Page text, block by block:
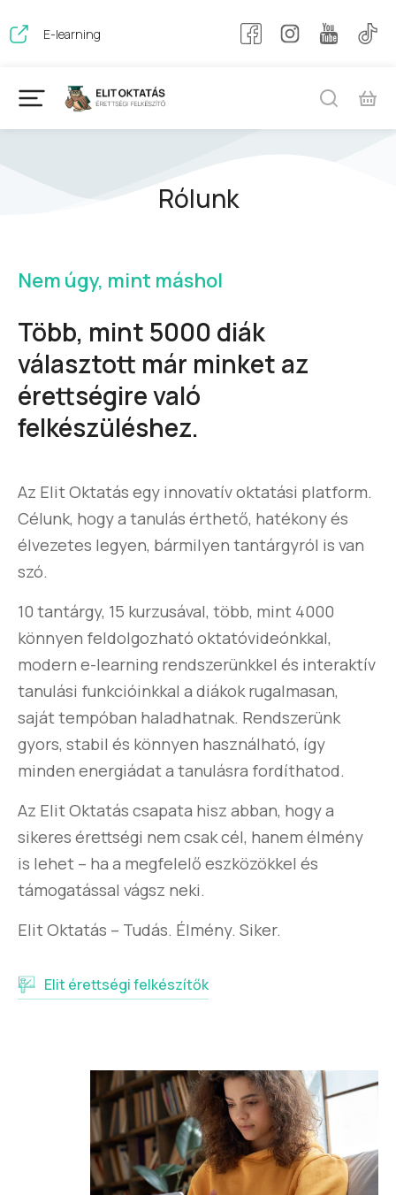
445
info@erettsegifelkeszito.hu
learning
E-learning
Rólunk
Nem úgy, mint máshol
Több, mint 5000 diák
választott már minket az
érettségire való
felkészüléshez.
Az Elit Oktatás egy innovatív oktatási platform.
Célunk, hogy a tanulás érthető, hatékony és
élvezetes legyen, bármilyen tantárgyról is van
szó.
10 tantárgy, 15 kurzusával, több, mint 4000
könnyen feldolgozható oktatóvideónkkal,
modern e-learning rendszerünkkel és interaktív
tanulási funkcióinkkal a diákok rugalmasan,
saját tempóban haladhatnak. Rendszerünk
gyors, stabil és könnyen használható, így
minden energiádat a tanulásra fordíthatod.
Az Elit Oktatás csapata hisz abban, hogy a
sikeres érettségi nem csak cél, hanem élmény
is lehet – ha a megfelelő eszközökkel és
támogatással vágsz neki.
Elit Oktatás – Tudás. Élmény. Siker.
Elit érettségi felkészítők